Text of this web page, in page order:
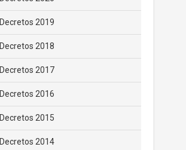
Decretos 2019
Decretos 2018
Decretos 2017
Decretos 2016
Decretos 2015
Decretos 2014